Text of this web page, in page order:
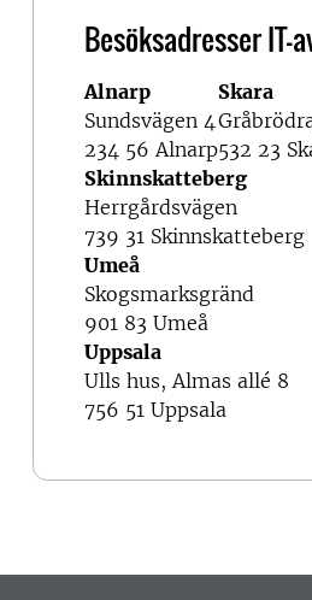
Besöksadresser IT-
Alnarp
Sundsvägen 4
234 56 Alnarp
Skara
532 23
Skinnskatteberg
Herrgårdsvägen
739 31 Skinnskatteberg
Umeå
Skogsmarksgränd
901 83 Umeå
Uppsala
Ulls hus, Almas allé 8
756 51 Uppsala